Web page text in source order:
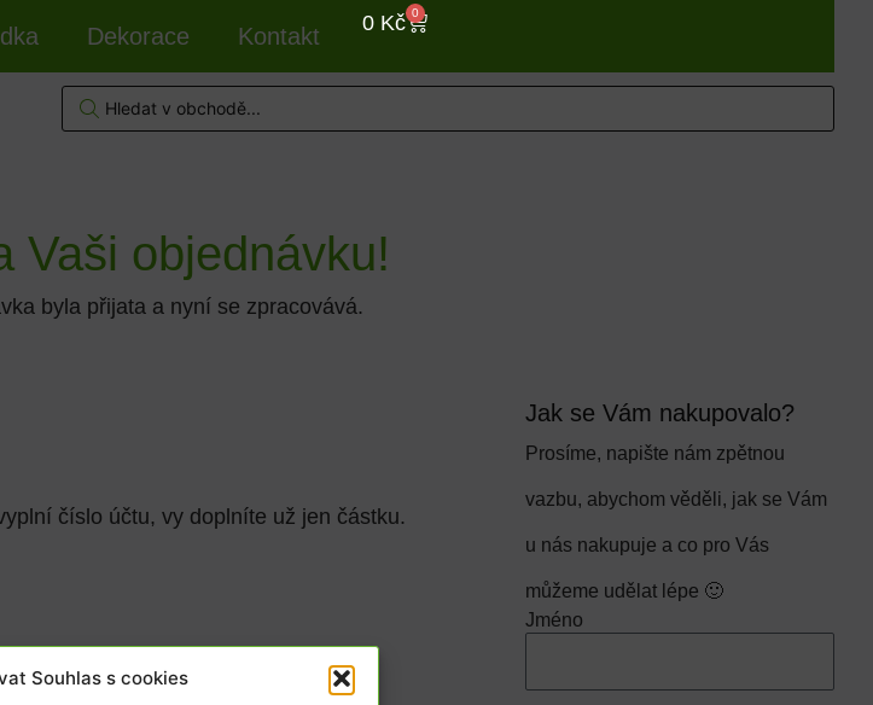
Souhlas s cookies
Dekorace Kontakt 0 Kč 0
Vaši objednávku!
byla přijata a nyní se zpracovává.
číslo účtu, vy doplníte už jen částku.
Jak se Vám nakupovalo?
Prosíme, napište nám zpětnou
vazbu, abychom věděli, jak se Vám
u nás nakupuje a co pro Vás
můžeme udělat lépe 🙂
Jméno